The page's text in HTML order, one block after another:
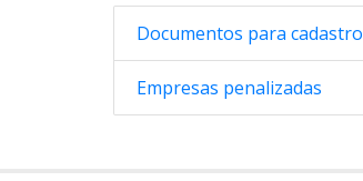
Documentos para cadastro
Empresas penalizadas